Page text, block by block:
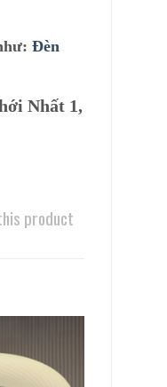
Đèn
Nhất 1,
product